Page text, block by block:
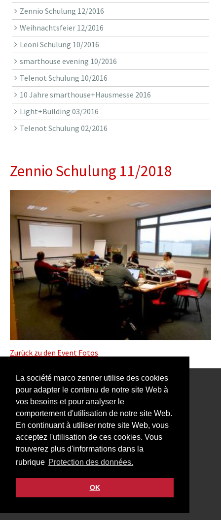
La société marco zenner utilise des cookies
pour adapter le contenu de notre site Web à
vos besoins et pour analyser le
comportement d'utilisation de notre site Web.
En continuant à utiliser notre site Web, vous
acceptez l'utilisation de ces cookies. Vous
trouverez plus d'informations dans la
rubrique Protection des données.
OK
Zennio Schulung 12/2016
Weihnachtsfeier 12/2016
Leoni Schulung 10/2016
smarthouse evening 10/2016
Telenot Schulung 10/2016
10 Jahre smarthouse+Hausmesse 2016
Light+Building 03/2016
Telenot Schulung 02/2016
Zennio Schulung 11/2018
Zurück zu den Event Fotos
Notre Newsletter vous intéresse?
Impressum
Protection des données
Contact
Facebook